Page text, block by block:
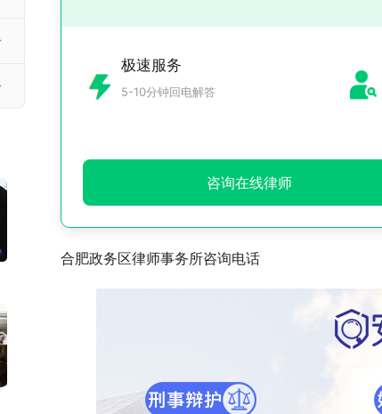
极速服务
5-10分钟回电解答
咨询在线律师
合肥政务区律师事务所咨询电话